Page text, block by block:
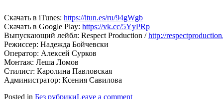
Скачать в iTunes: https://itun.es/ru/94gWgb
Скачать в Google Play: https://vk.cc/5YyPRp
Выпускающий лейбл: Respect Production /http://
Режиссер: Надежда Бойчевски
Оператор: Алексей Сурков
Монтаж: Леша Ломов
Стилист: Каролина Павловская
Администратор: Ксения Савилова
Posted in Без рубрикиLeave a comment